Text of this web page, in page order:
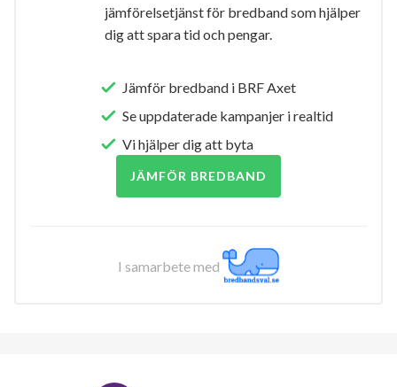
jämförelsetjänst för bredband som hjälper
dig att spara tid och pengar.
Jämför bredband i BRF Axet
Se uppdaterade kampanjer i realtid
Vi hjälper dig att byta
JÄMFÖR BREDBAND
I samarbete med